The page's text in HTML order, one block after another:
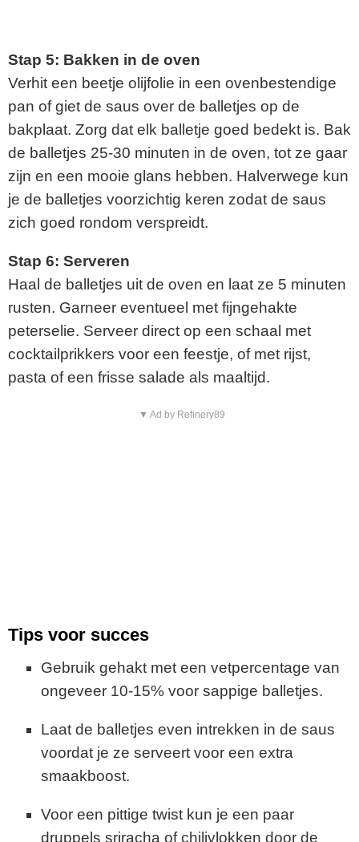
Stap 5: Bakken in de oven
Verhit een beetje olijfolie in een ovenbestendige
pan of giet de saus over de balletjes op de
bakplaat. Zorg dat elk balletje goed bedekt is. Bak
de balletjes 25-30 minuten in de oven, tot ze gaar
zijn en een mooie glans hebben. Halverwege kun
je de balletjes voorzichtig keren zodat de saus
zich goed rondom verspreidt.
Stap 6: Serveren
Haal de balletjes uit de oven en laat ze 5 minuten
rusten. Garneer eventueel met fijngehakte
peterselie. Serveer direct op een schaal met
cocktailprikkers voor een feestje, of met rijst,
pasta of een frisse salade als maaltijd.
▼ Ad by Refinery89
Tips voor succes
Gebruik gehakt met een vetpercentage van
ongeveer 10-15% voor sappige balletjes.
Laat de balletjes even intrekken in de saus
voordat je ze serveert voor een extra
smaakboost.
Voor een pittige twist kun je een paar
druppels sriracha of chilivlokken door de